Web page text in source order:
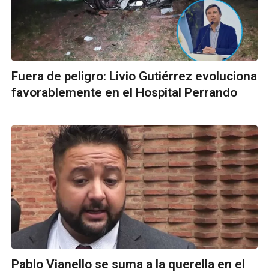
Fuera de peligro: Livio Gutiérrez evoluciona
favorablemente en el Hospital Perrando
Pablo Vianello se suma a la querella en el